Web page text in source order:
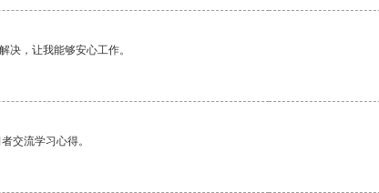
决，让我能够安心工作。
交流学习心得。